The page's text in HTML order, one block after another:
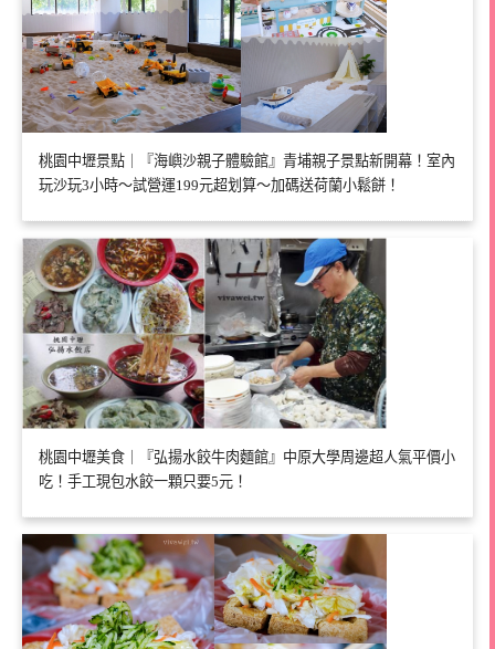
桃園中壢景點｜『海嶼沙親子體驗館』青埔親子景點新開幕！室內
玩沙玩3小時～試營運199元超划算～加碼送荷蘭小鬆餅！
桃園中壢美食｜『弘揚水餃牛肉麵館』中原大學周邊超人氣平價小
吃！手工現包水餃一顆只要5元！